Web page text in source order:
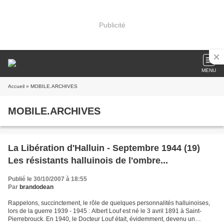
Publicité
MENU
Accueil » MOBILE.ARCHIVES
MOBILE.ARCHIVES
La Libération d'Halluin - Septembre 1944 (19)
Les résistants halluinois de l'ombre...
Publié le 30/10/2007 à 18:55
Par brandodean
Rappelons, succinctement, le rôle de quelques personnalités halluinoises,
lors de la guerre 1939 - 1945 : Albert Louf est né le 3 avril 1891 à Saint-
Pierrebrouck. En 1940, le Docteur Louf était, évidemment, devenu un